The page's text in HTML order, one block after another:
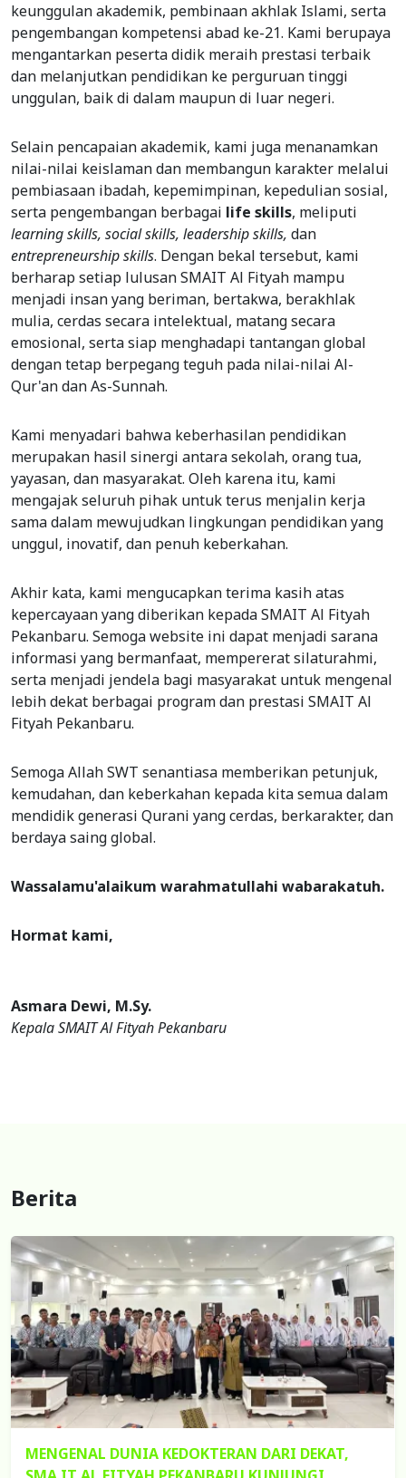
keunggulan akademik, pembinaan akhlak Islami, serta
pengembangan kompetensi abad ke-21. Kami berupaya
mengantarkan peserta didik meraih prestasi terbaik
dan melanjutkan pendidikan ke perguruan tinggi
unggulan, baik di dalam maupun di luar negeri.
Selain pencapaian akademik, kami juga menanamkan
nilai-nilai keislaman dan membangun karakter melalui
pembiasaan ibadah, kepemimpinan, kepedulian sosial,
serta pengembangan berbagai life skills, meliputi
learning skills, social skills, leadership skills, dan
entrepreneurship skills. Dengan bekal tersebut, kami
berharap setiap lulusan SMAIT Al Fityah mampu
menjadi insan yang beriman, bertakwa, berakhlak
mulia, cerdas secara intelektual, matang secara
emosional, serta siap menghadapi tantangan global
dengan tetap berpegang teguh pada nilai-nilai Al-
Qur'an dan As-Sunnah.
Kami menyadari bahwa keberhasilan pendidikan
merupakan hasil sinergi antara sekolah, orang tua,
yayasan, dan masyarakat. Oleh karena itu, kami
mengajak seluruh pihak untuk terus menjalin kerja
sama dalam mewujudkan lingkungan pendidikan yang
unggul, inovatif, dan penuh keberkahan.
Akhir kata, kami mengucapkan terima kasih atas
kepercayaan yang diberikan kepada SMAIT Al Fityah
Pekanbaru. Semoga website ini dapat menjadi sarana
informasi yang bermanfaat, mempererat silaturahmi,
serta menjadi jendela bagi masyarakat untuk mengenal
lebih dekat berbagai program dan prestasi SMAIT Al
Fityah Pekanbaru.
Semoga Allah SWT senantiasa memberikan petunjuk,
kemudahan, dan keberkahan kepada kita semua dalam
mendidik generasi Qurani yang cerdas, berkarakter, dan
berdaya saing global.
Wassalamu'alaikum warahmatullahi wabarakatuh.
Hormat kami,
Asmara Dewi, M.Sy.
Kepala SMAIT Al Fityah Pekanbaru
Berita
MENGENAL DUNIA KEDOKTERAN DARI DEKAT,